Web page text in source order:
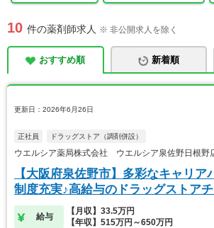
10 件の薬剤師求人 ※ 非公開求人を除く
おすすめ順 新着順
更新日：2026年6月26日
正社員 ドラッグストア（調剤併設）
ウエルシア薬局株式会社 ウエルシア泉佐野日根野
【大阪府泉佐野市】多彩なキャリア
制度充実♪高給与のドラッグストア
給与
【月収】33.5万円
【年収】515万円～650万円